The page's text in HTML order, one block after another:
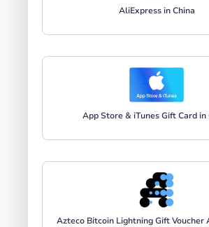
AliExpress in China
App Store & iTunes Gift Card in
Azteco Bitcoin Lightning Gift Voucher